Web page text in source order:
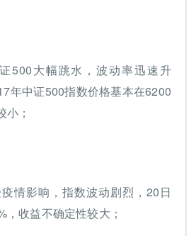
500大幅跳水，波动率迅速升
年中证500指数价格基本在6200
；
情影响，指数波动剧烈，20日
收益不确定性较大；